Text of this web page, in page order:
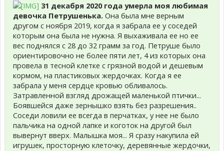
31 декабря 2020 года умерла моя любимая
девочка Петрушенька. Она была мне верным
другом с ноября 2019, когда я забрала ее у соседей
которым она была не нужна. Я выхаживала ее но ее
вес поднялся с 28 до 32 грамм за год. Петруше было
ориентировочно не более пяти лет, 4 из которых она
провела в тесной клетке с грязной водой и дешевым
кормом, на пластиковых жердочках. Когда я ее
забрала у меня сердце кровью обливалось.
Затравленной взгляд дрожащей маленькой птички...
Боявшейся даже зернышко взять без разрешения..
Соседи ловили ее всегда в перчатках, у нее не было
пальчика на одной лапке и коготок на другой был
вывернут вверх. Малышка моя... Я сразу накупила ей
игрушек, просторную клеточку, деревянные жердочки,